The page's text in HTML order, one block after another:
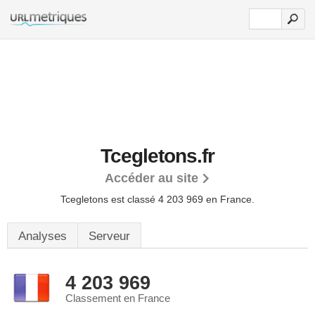
Tcegletons.fr
Accéder au site
Tcegletons est classé 4 203 969 en France.
Analyses Serveur
4 203 969
Classement en France